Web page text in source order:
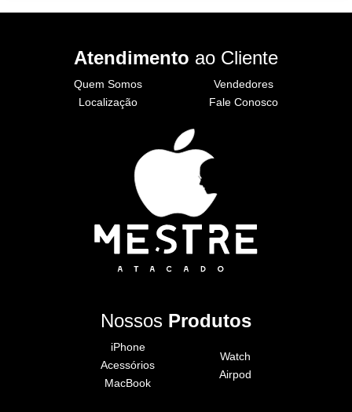
Atendimento ao Cliente
Quem Somos
Localização
Vendedores
Fale Conosco
Nossos Produtos
iPhone
Acessórios
MacBook
Watch
Airpod